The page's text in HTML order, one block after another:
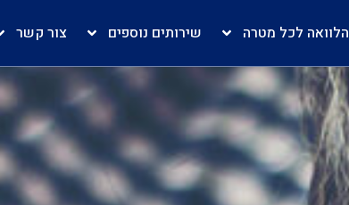
הלוואה לכל מטרה שירותים נוספים צור קשר